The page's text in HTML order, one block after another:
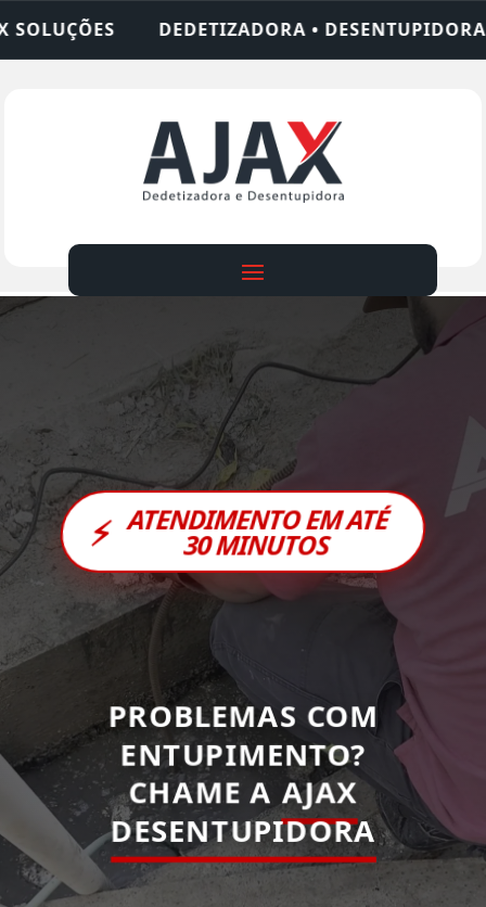
• DESENTUPIDORA • LIMPEZA DE
⚡ ATENDIMENTO EM ATÉ
30 MINUTOS
PROBLEMAS COM
ENTUPIMENTO?
CHAME A AJAX
DESENTUPIDORA